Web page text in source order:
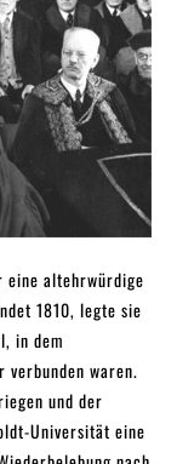
altehrwürdige
1810, legte sie
in dem
verbunden waren.
und der
Universität eine